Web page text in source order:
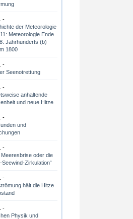
-
der Meteorologie
Meteorologie Ende
Jahrhunderts (b)
1800
-
Seenotrettung
-
anhaltende
und neue Hitze
-
und
-
Meeresbrise oder die
Seewind-Zirkulation“
-
hält die Hitze
-
Physik und